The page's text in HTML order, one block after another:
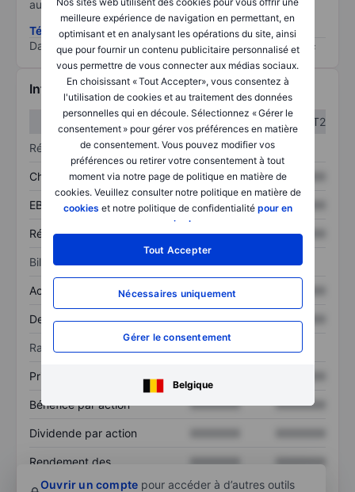
meilleure expérience de navigation en permettant, en
optimisant et en analysant les opérations du site, ainsi
que pour fournir un contenu publicitaire personnalisé et
vous permettre de vous connecter aux médias sociaux.
En choisissant « Tout Accepter», vous consentez à
l'utilisation de cookies et au traitement des données
personnelles qui en découle. Sélectionnez « Gérer le
consentement » pour gérer vos préférences en matière
de consentement. Vous pouvez modifier vos
préférences ou retirer votre consentement à tout
moment via notre page de politique en matière de
cookies. Veuillez consulter notre politique en matière de
cookies et notre politique de confidentialité pour en
savoir plus
Tout Accepter
Nécessaires uniquement
Gérer le consentement
Belgique
au risque le plus élevé).
Télécharger la méthodologie ESG (en anglais)
Data provided by
/
Informations financières
T2
Résultats
Chiffre d’affaires XXXXXXX XXXXXXX
EBITDA XXXXXXX XXXXXXX
Résultat net XXXXXXX XXXXXXX
Bilan
Actif total XXXXXXX
Dette totale XXXXXXX XXXXXXX
Ratios
Prix / ventes
Bénéfice par action XXXXXXX XXXXXXX
Dividende par action
Rendement des
XXXXXXX
XXXXXXX
Ouvrir un compte pour accéder à d’autres outils